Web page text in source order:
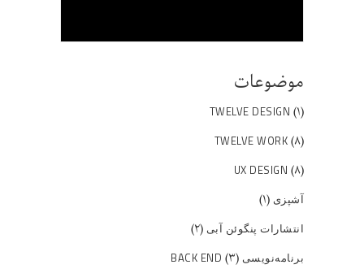
موضوعات
TWELVE DESIGN (۱)
TWELVE WORK (۸)
UX DESIGN (۸)
آشپزی (۱)
انتشارات پنگوئن آبی (۲)
برنامه‌نویسی BACK END (۳)